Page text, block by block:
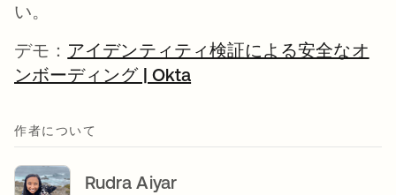
い。
デモ： アイデンティティ検証による安全なオ
ンボーディング | Okta
作者について
Rudra Aiyar